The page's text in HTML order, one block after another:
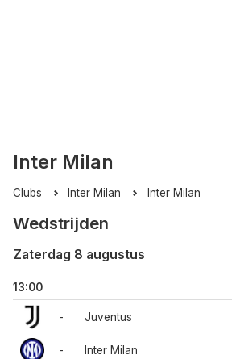
Inter Milan
Clubs Inter Milan Inter Milan
Wedstrijden
Zaterdag 8 augustus
13:00
-
-
Juventus
Inter Milan